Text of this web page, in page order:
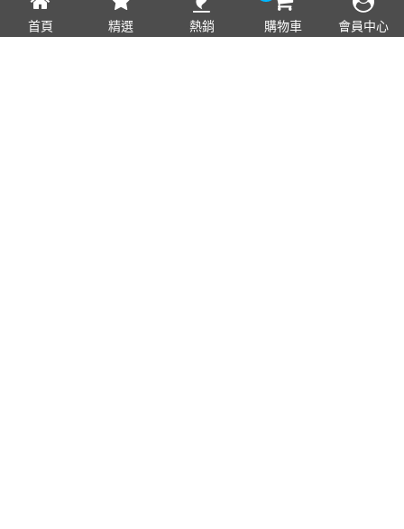
首頁 精選 熱銷 購物車 會員中心